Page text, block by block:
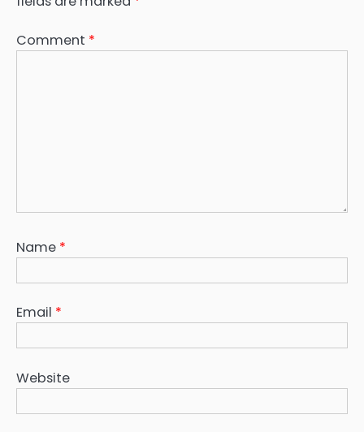
Comment *
Name *
Email *
Website